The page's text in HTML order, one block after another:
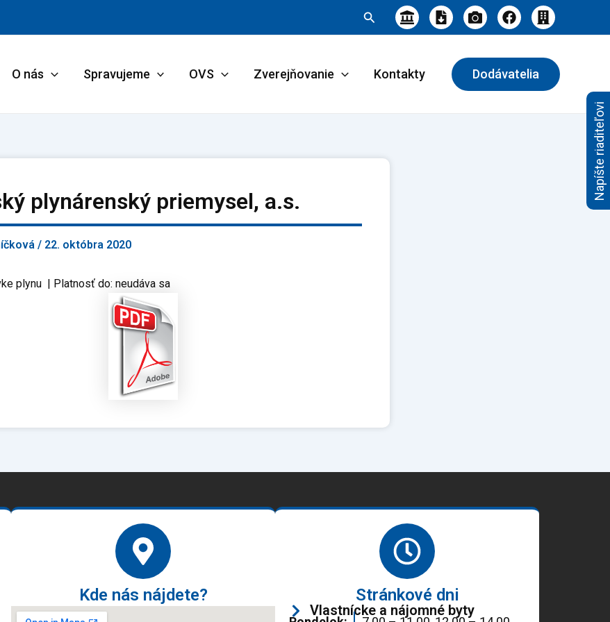
Hľadať
O nás Spravujeme OVS Zverejňovanie Kontakty Dodávatelia
plynárenský priemysel, a.s.
/ 22. októbra 2020
plynu | Platnosť do: neudáva sa
Kde nás nájdete? Stránkové dni
Vlastnícke a nájomné byty
Napíšte riaditeľovi